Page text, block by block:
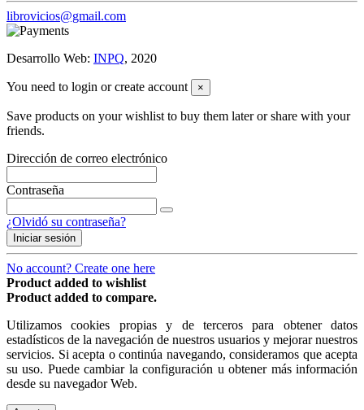
librovicios@gmail.com
Desarrollo Web: INPQ, 2020
You need to login or create account ×
Save products on your wishlist to buy them later or share with your
friends.
Dirección de correo electrónico
Contraseña
¿Olvidó su contraseña?
Iniciar sesión
No account? Create one here
Product added to wishlist
Product added to compare.
Utilizamos cookies propias y de terceros para obtener datos
estadísticos de la navegación de nuestros usuarios y mejorar nuestros
servicios. Si acepta o continúa navegando, consideramos que acepta
su uso. Puede cambiar la configuración u obtener más información
desde su navegador Web.